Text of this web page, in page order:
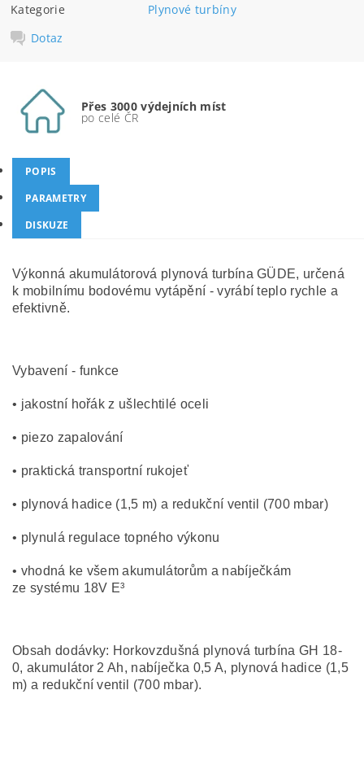
Kategorie
Plynové turbíny
Dotaz
Přes 3000 výdejních míst
po celé ČR
POPIS
PARAMETRY
DISKUZE
Výkonná akumulátorová plynová turbína GÜDE, určená
k mobilnímu bodovému vytápění - vyrábí teplo rychle a
efektivně.
Vybavení - funkce
• jakostní hořák z ušlechtilé oceli
• piezo zapalování
• praktická transportní rukojeť
• plynová hadice (1,5 m) a redukční ventil (700 mbar)
• plynulá regulace topného výkonu
• vhodná ke všem akumulátorům a nabíječkám
ze systému 18V E³
Obsah dodávky: Horkovzdušná plynová turbína GH 18-
0, akumulátor 2 Ah, nabíječka 0,5 A, plynová hadice (1,5
m) a redukční ventil (700 mbar).